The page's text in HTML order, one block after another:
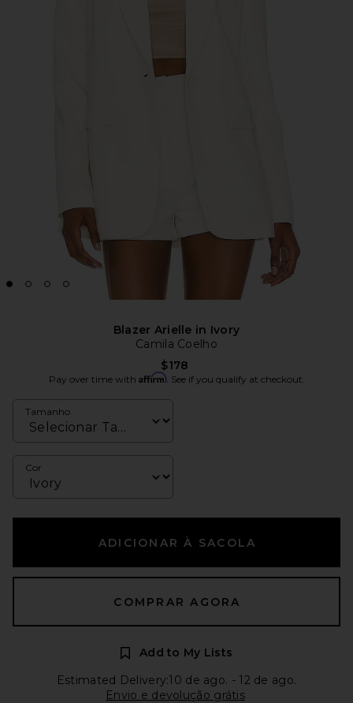
Blazer Arielle in Ivory
Camila Coelho
$178
Pay over time with Affirm. See if you qualify at checkout.
Tamanho
Cor
ADICIONAR À SACOLA
COMPRAR AGORA
Add to My Lists
Estimated Delivery:10 de ago. - 12 de ago.
Envio e devolução grátis